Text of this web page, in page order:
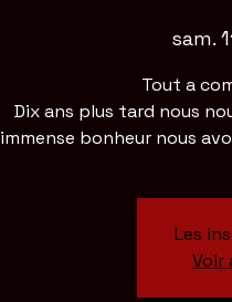
sam.
Tout a
Dix ans plus tard nous
immense bonheur nous
Les
Voir